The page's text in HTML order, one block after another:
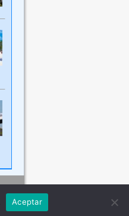
Aceptar